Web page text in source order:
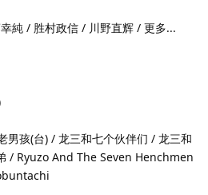
純 / 胜村政信 / 川野直辉 / 更多...
男孩(台) / 龙三和七个伙伴们 / 龙三和
/ Ryuzo And The Seven Henchmen